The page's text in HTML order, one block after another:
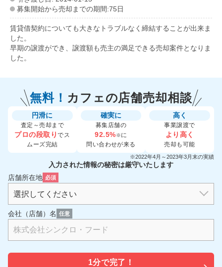
募集開始から売却までの期間:75日
賃貸借契約についても大きなトラブルなく締結することが出来ま
した。
早期の譲渡ができ、譲渡額も売主の満足できる売却案件となりま
した。
無料！ カフェの店舗売却相談
円滑に
査定～売却まで
プロの段取りでス
ムーズ完結
確実に
募集店舗の
92.5%※に
問い合わせが来る
高く
事業譲渡で
より高く
売却も可能
※2022年4月～2023年3月末の実績
入力された情報の秘密は厳守いたします
店舗所在地 必須
会社（店舗）名 任意
1分で完了！